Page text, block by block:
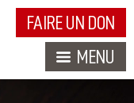
FAIRE UN DON
MENU